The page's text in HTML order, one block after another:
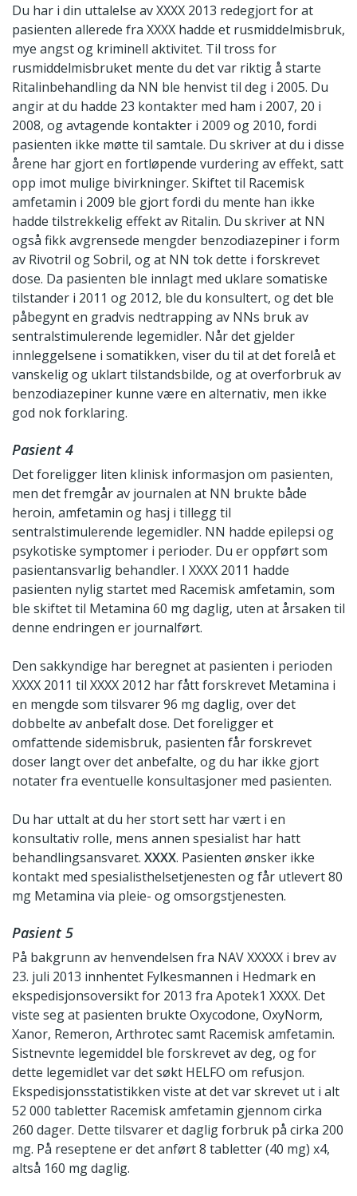
Du har i din uttalelse av XXXX 2013 redegjort for at
pasienten allerede fra XXXX hadde et rusmiddelmisbruk,
mye angst og kriminell aktivitet. Til tross for
rusmiddelmisbruket mente du det var riktig å starte
Ritalinbehandling da NN ble henvist til deg i 2005. Du
angir at du hadde 23 kontakter med ham i 2007, 20 i
2008, og avtagende kontakter i 2009 og 2010, fordi
pasienten ikke møtte til samtale. Du skriver at du i disse
årene har gjort en fortløpende vurdering av effekt, satt
opp imot mulige bivirkninger. Skiftet til Racemisk
amfetamin i 2009 ble gjort fordi du mente han ikke
hadde tilstrekkelig effekt av Ritalin. Du skriver at NN
også fikk avgrensede mengder benzodiazepiner i form
av Rivotril og Sobril, og at NN tok dette i forskrevet
dose. Da pasienten ble innlagt med uklare somatiske
tilstander i 2011 og 2012, ble du konsultert, og det ble
påbegynt en gradvis nedtrapping av NNs bruk av
sentralstimulerende legemidler. Når det gjelder
innleggelsene i somatikken, viser du til at det forelå et
vanskelig og uklart tilstandsbilde, og at overforbruk av
benzodiazepiner kunne være en alternativ, men ikke
god nok forklaring.
Pasient 4
Det foreligger liten klinisk informasjon om pasienten,
men det fremgår av journalen at NN brukte både
heroin, amfetamin og hasj i tillegg til
sentralstimulerende legemidler. NN hadde epilepsi og
psykotiske symptomer i perioder. Du er oppført som
pasientansvarlig behandler. I XXXX 2011 hadde
pasienten nylig startet med Racemisk amfetamin, som
ble skiftet til Metamina 60 mg daglig, uten at årsaken til
denne endringen er journalført.
Den sakkyndige har beregnet at pasienten i perioden
XXXX 2011 til XXXX 2012 har fått forskrevet Metamina i
en mengde som tilsvarer 96 mg daglig, over det
dobbelte av anbefalt dose. Det foreligger et
omfattende sidemisbruk, pasienten får forskrevet
doser langt over det anbefalte, og du har ikke gjort
notater fra eventuelle konsultasjoner med pasienten.
Du har uttalt at du her stort sett har vært i en
konsultativ rolle, mens annen spesialist har hatt
behandlingsansvaret. XXXX. Pasienten ønsker ikke
kontakt med spesialisthelsetjenesten og får utlevert 80
mg Metamina via pleie- og omsorgstjenesten.
Pasient 5
På bakgrunn av henvendelsen fra NAV XXXXX i brev av
23. juli 2013 innhentet Fylkesmannen i Hedmark en
ekspedisjonsoversikt for 2013 fra Apotek1 XXXX. Det
viste seg at pasienten brukte Oxycodone, OxyNorm,
Xanor, Remeron, Arthrotec samt Racemisk amfetamin.
Sistnevnte legemiddel ble forskrevet av deg, og for
dette legemidlet var det søkt HELFO om refusjon.
Ekspedisjonsstatistikken viste at det var skrevet ut i alt
52 000 tabletter Racemisk amfetamin gjennom cirka
260 dager. Dette tilsvarer et daglig forbruk på cirka 200
mg. På reseptene er det anført 8 tabletter (40 mg) x4,
altså 160 mg daglig.